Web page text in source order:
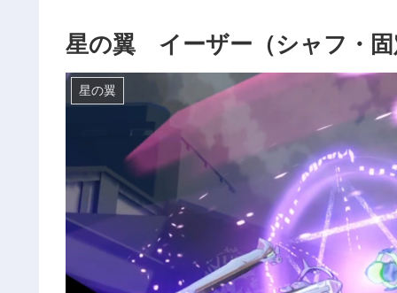
星の翼 イーザー（シャフ・固
星の翼